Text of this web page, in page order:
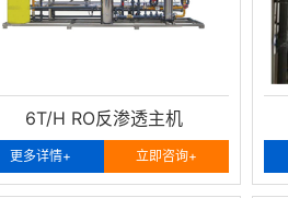
6T/H RO反渗透主机
更多详情+ 立即咨询+